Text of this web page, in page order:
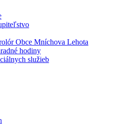
Obce Mníchova Lehota
hodiny
služieb